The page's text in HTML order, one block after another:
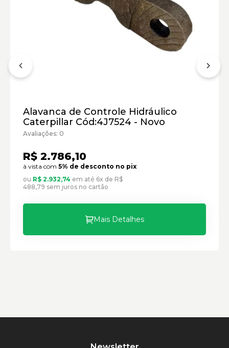
Marca:
Material:
Comprimento:
Largura:
Altura:
Peso:
Alavanca de Controle Hidráulico
Caterpillar Cód:4J7524 - Novo
Avaliações: 0
R$ 2.786,10
à vista com 5% de desconto no pix
ou R$ 2.932,74 em até 6x de R$
488,79 sem juros no cartão
Mais Detalhes